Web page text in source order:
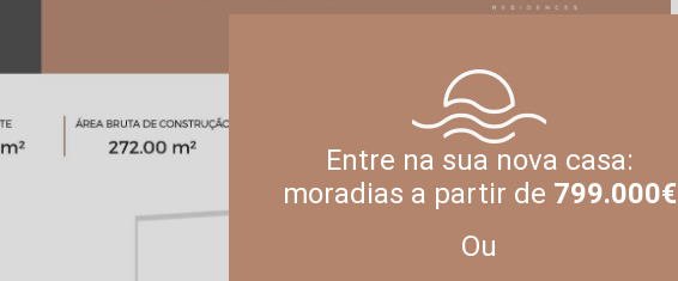
Entre na sua nova casa:
moradias a partir de 799.000€
Ou